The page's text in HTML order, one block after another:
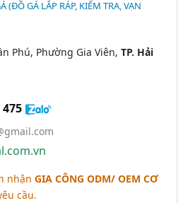
(ĐỒ GÁ LẮP RÁP, KIỂM TRA, VẠN
Phú, Phường Gia Viên,TP. Hải
475
nhậnGIA CÔNG ODM/ OEM CƠ
cầu.